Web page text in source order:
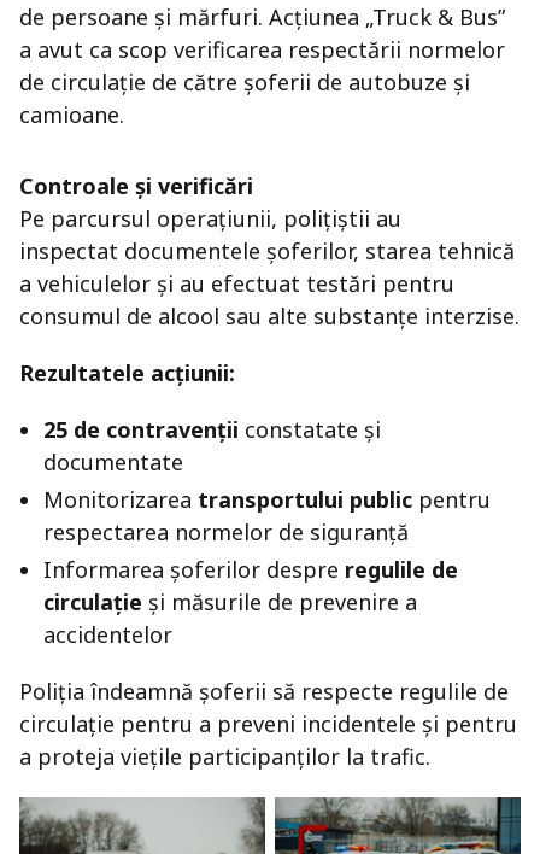
de persoane și mărfuri. Acțiunea „Truck & Bus”
a avut ca scop verificarea respectării normelor
de circulație de către șoferii de autobuze și
camioane.
Controale și verificări
Pe parcursul operațiunii, polițiștii au
inspectat documentele șoferilor, starea tehnică
a vehiculelor și au efectuat testări pentru
consumul de alcool sau alte substanțe interzise.
Rezultatele acțiunii:
25 de contravenții constatate și
documentate
Monitorizarea transportului public pentru
respectarea normelor de siguranță
Informarea șoferilor despre regulile de
circulație și măsurile de prevenire a
accidentelor
Poliția îndeamnă șoferii să respecte regulile de
circulație pentru a preveni incidentele și pentru
a proteja viețile participanților la trafic.